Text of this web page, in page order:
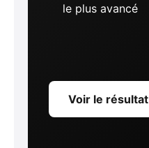
le plus avancé
Voir le résultat